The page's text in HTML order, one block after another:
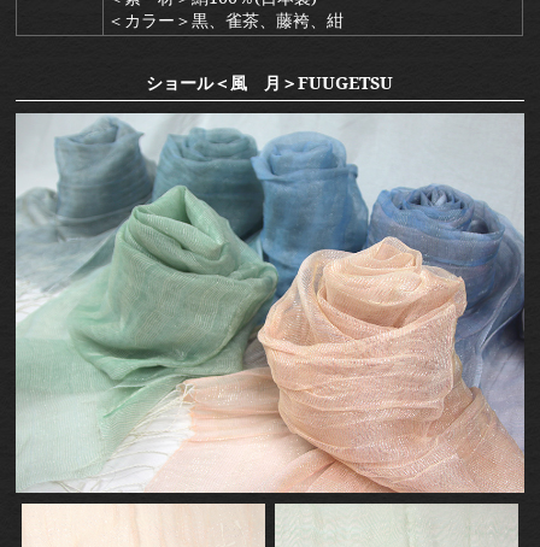
＜カラー＞黒、雀茶、藤袴、紺
ショール＜風 月＞FUUGETSU